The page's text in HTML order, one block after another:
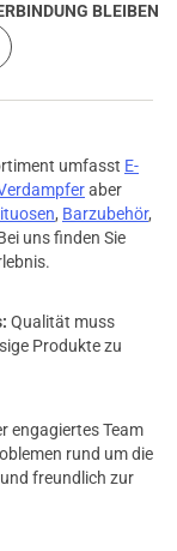
BLEIBEN
umfasst E-
aber
, Barzubehör,
uns finden Sie
Qualität muss
Produkte zu
engagiertes Team
rund um die
freundlich zur